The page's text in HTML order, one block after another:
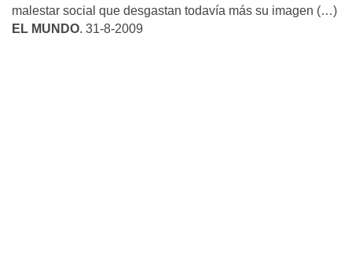
malestar social que desgastan todavía más su imagen (…)
EL MUNDO. 31-8-2009